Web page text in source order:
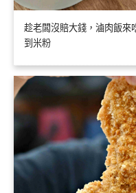
趁老闆沒賠大錢，滷肉飯來
到米粉